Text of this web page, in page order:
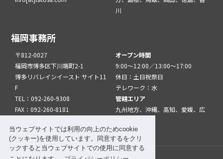
当ウェブサイトでは利用の向上のためcookie
(クッキー)を使用しています。同意するをクリ
ックすると当ウェブサイトでの使用に同意する
川
福岡事務所
〒812-0027
福岡市博多区下川端町2-1
博多リバレインイースト サイト11
F
TEL：092-260-9308
FAX：092-260-8181
オープン時間
9:00～12:00／13:00～17:00
休日：土日祝祭日
テレワーク：水
管轄エリア
九州地方、沖縄、高知、愛媛、広